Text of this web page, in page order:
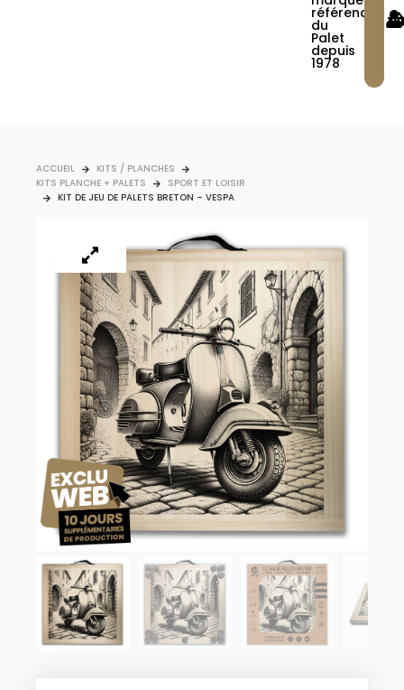
référence
du
Palet
depuis
1978
ACCUEIL
KITS / PLANCHES
KITS PLANCHE + PALETS
SPORT ET LOISIR
KIT DE JEU DE PALETS BRETON – VESPA